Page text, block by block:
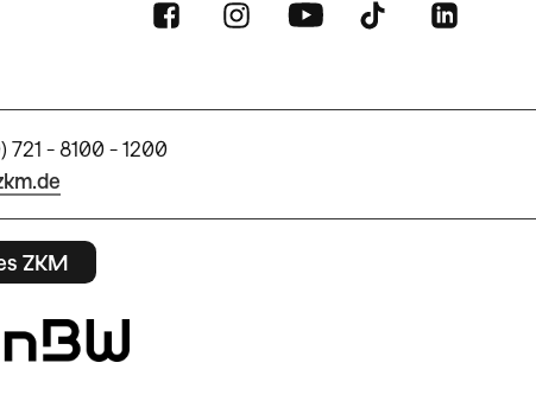
721 - 8100 - 1200
ZKM